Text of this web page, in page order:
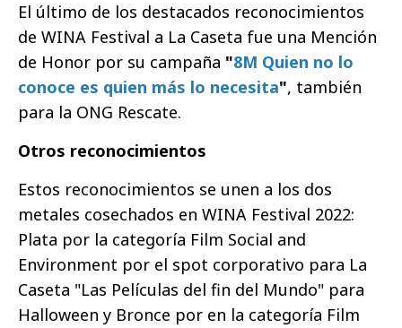
El último de los destacados reconocimientos
de WINA Festival a La Caseta fue una Mención
de Honor por su campaña "8M Quien no lo
conoce es quien más lo necesita", también
para la ONG Rescate.
Otros reconocimientos
Estos reconocimientos se unen a los dos
metales cosechados en WINA Festival 2022:
Plata por la categoría Film Social and
Environment por el spot corporativo para La
Caseta "Las Películas del fin del Mundo" para
Halloween y Bronce por en la categoría Film